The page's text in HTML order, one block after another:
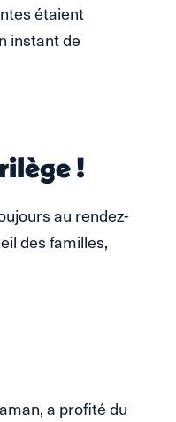
étaient
instant de
!
au rendez-
des familles,
a profité du